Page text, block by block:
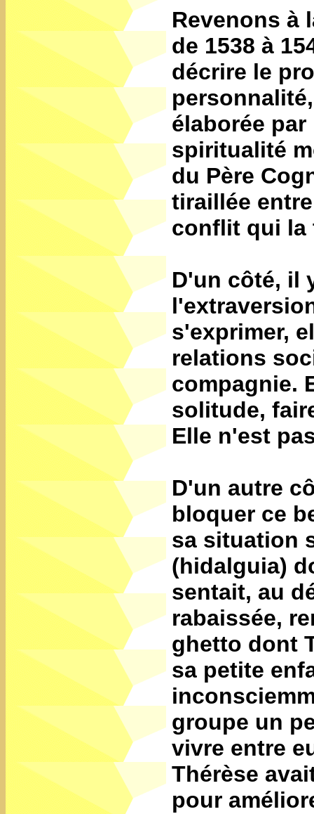
Revenons à
de 1538 à
décrire le
élaborée
spiritualité
du Père
tiraillée
conflit qui la
D'un côté, il
s'exprimer,
relations
compagnie.
solitude,
Elle n'est
D'un autre
bloquer ce
sa situation
(hidalguia)
sentait, au
rabaissée,
ghetto dont
sa petite
groupe un
vivre entre
Thérèse
pour